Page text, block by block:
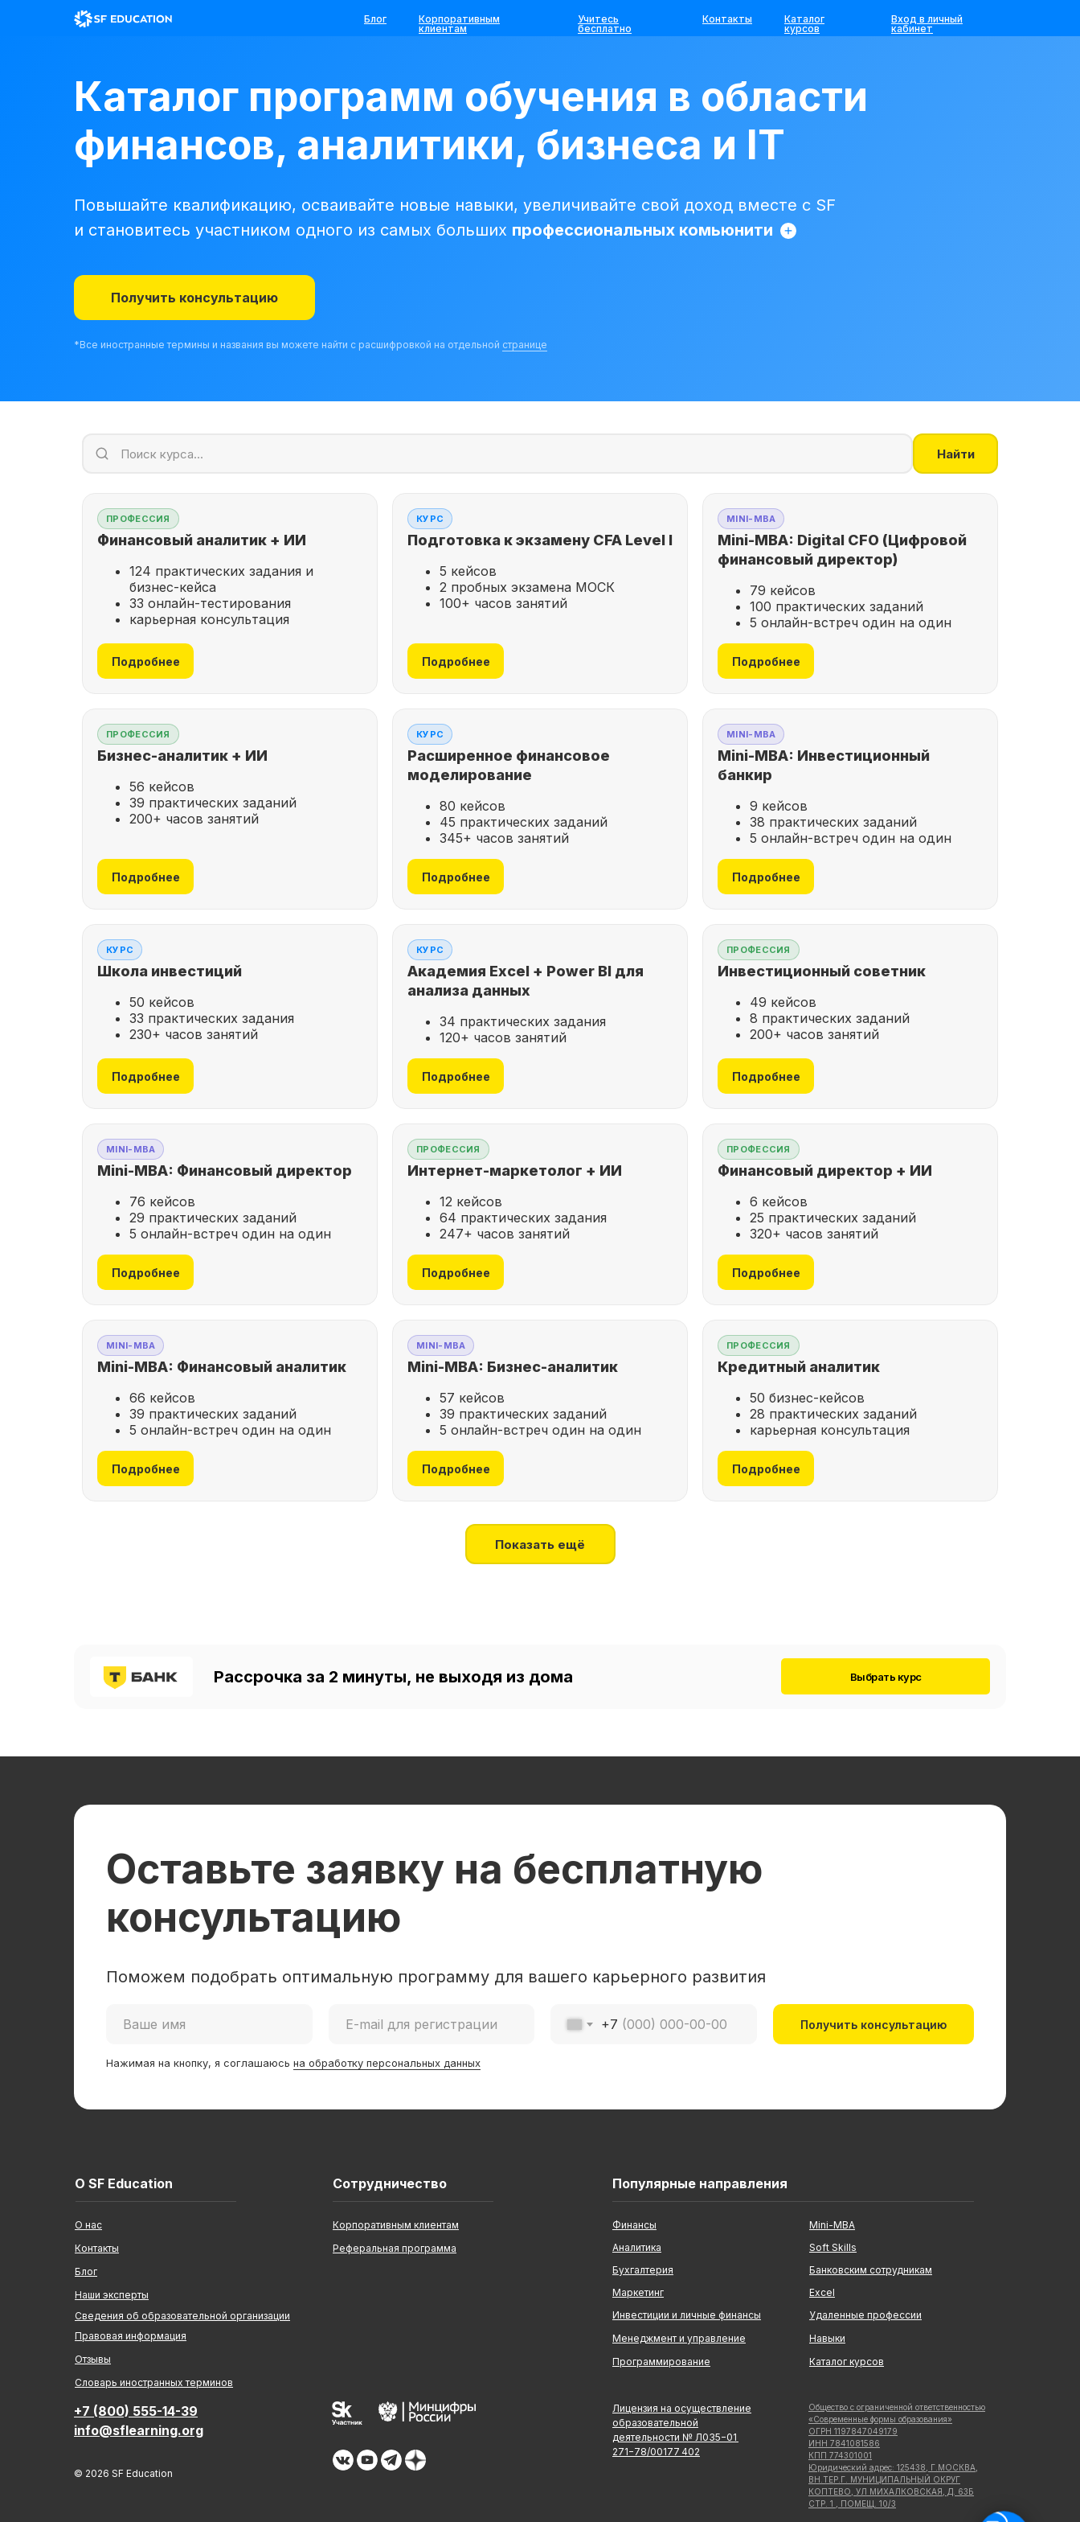
Блог
Каталог
курсов
Вход в личный
кабинет
Контакты
Корпоративным
клиентам
Учитесь
бесплатно
Каталог программ обучения в области
финансов, аналитики, бизнеса и IT
*Все иностранные термины и названия вы можете найти с расшифровкой на отдельной странице
Получить консультацию
Повышайте квалификацию, осваивайте новые навыки, увеличивайте свой доход вместе с SF
и становитесь участником одного из самых больших профессиональных комьюнити
Найти
ПРОФЕССИЯ
Финансовый аналитик + ИИ
124 практических задания и
бизнес-кейса
33 онлайн-тестирования
карьерная консультация
Подробнее
КУРС
Подготовка к экзамену CFA Level I
5 кейсов
2 пробных экзамена МОСК
100+ часов занятий
Подробнее
MINI-MBA
Mini-MBA: Digital CFO (Цифровой
финансовый директор)
79 кейсов
100 практических заданий
5 онлайн-встреч один на один
Подробнее
ПРОФЕССИЯ
Бизнес-аналитик + ИИ
56 кейсов
39 практических заданий
200+ часов занятий
Подробнее
КУРС
Расширенное финансовое
моделирование
80 кейсов
45 практических заданий
345+ часов занятий
Подробнее
MINI-MBA
Mini-MBA: Инвестиционный
банкир
9 кейсов
38 практических заданий
5 онлайн-встреч один на один
Подробнее
КУРС
Школа инвестиций
50 кейсов
33 практических задания
230+ часов занятий
Подробнее
КУРС
Академия Excel + Power BI для
анализа данных
34 практических задания
120+ часов занятий
Подробнее
ПРОФЕССИЯ
Инвестиционный советник
49 кейсов
8 практических заданий
200+ часов занятий
Подробнее
MINI-MBA
Mini-MBA: Финансовый директор
76 кейсов
29 практических заданий
5 онлайн-встреч один на один
Подробнее
ПРОФЕССИЯ
Интернет-маркетолог + ИИ
12 кейсов
64 практических задания
247+ часов занятий
Подробнее
ПРОФЕССИЯ
Финансовый директор + ИИ
6 кейсов
25 практических заданий
320+ часов занятий
Подробнее
MINI-MBA
Mini-MBA: Финансовый аналитик
66 кейсов
39 практических заданий
5 онлайн-встреч один на один
Подробнее
MINI-MBA
Mini-MBA: Бизнес-аналитик
57 кейсов
39 практических заданий
5 онлайн-встреч один на один
Подробнее
ПРОФЕССИЯ
Кредитный аналитик
50 бизнес-кейсов
28 практических заданий
карьерная консультация
Подробнее
Показать ещё
Рассрочка за 2 минуты, не выходя из дома Выбрать курс
Поможем подобрать оптимальную программу для вашего карьерного развития
Оставьте заявку на бесплатную
консультацию
+7 Получить консультацию
Нажимая на кнопку, я соглашаюсь на обработку персональных данных
О SF Education Сотрудничество
Реферальная программа
Наши эксперты
Правовая информация
Корпоративным клиентам
Контакты
Блог
© 2026 SF Education
Сведения об образовательной организации
+7 (800) 555-14-39
info@sflearning.org
О нас
Лицензия на осуществление
образовательной
деятельности № Л035−01
271−78/00177 402
Общество с ограниченной ответственностью
«Современные формы образования»
ОГРН 1197847049179
ИНН 7841081586
КПП 774301001
Юридический адрес: 125438, Г.МОСКВА,
ВН.ТЕР.Г. МУНИЦИПАЛЬНЫЙ ОКРУГ
КОПТЕВО, УЛ МИХАЛКОВСКАЯ, Д. 63Б
СТР. 1 , ПОМЕЩ. 10/3
Отзывы
Cловарь иностранных терминов
Популярные направления
Маркетинг
Инвестиции и личные финансы
Менеджмент и управление
Программирование
Аналитика
Бухгалтерия
Финансы Mini-MBA
Банковским сотрудникам
Soft Skills
Каталог курсов
Навыки
Удаленные профессии
Excel